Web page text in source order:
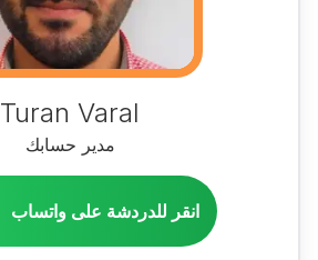
Turan Varal
مدير حسابك
انقر للدردشة على واتساب